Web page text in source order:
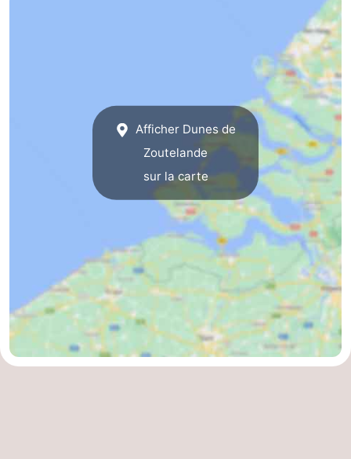
Schouwen-
Duiveland
Afficher Dunes de
Zoutelande
sur la carte